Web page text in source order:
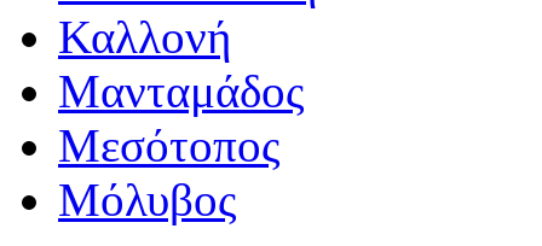
Καλλονή
Μανταμάδος
Μεσότοπος
Μόλυβος